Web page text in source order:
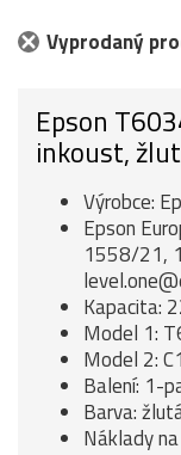
Vyprodaný
Epson
inkoust,
Výrobce:
Epson
1558/21,
Kapacita:
Model 1:
Model 2:
Balení: 1-
Barva:
Náklady